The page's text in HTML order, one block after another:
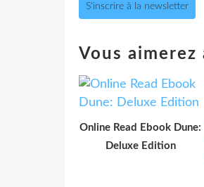
S'inscrire à la newsletter
Vous aimerez
Online Read Ebook Dune:
Deluxe Edition